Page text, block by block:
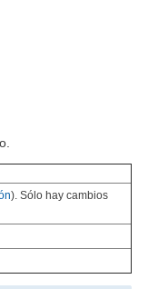
). Sólo hay cambios